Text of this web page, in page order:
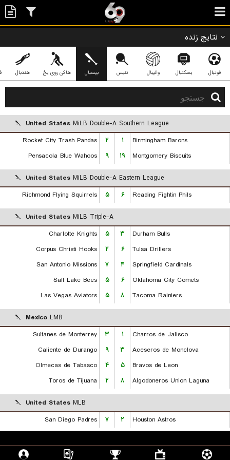
نتایج زنده
فوتبال بسکتبال والیبال تنیس بیسبال هاکی روی یخ هندبال
United States MiLB Double-A Southern League
Rocket City Trash Pandas
۲ ۱
Birmingham Barons
Pensacola Blue Wahoos
۹ ۱۹ Montgomery Biscuits
United States MiLB Double-A Eastern League
Richmond Flying Squirrels
۵ ۶ Reading Fightin Phils
United States MiLB Triple-A
Charlotte Knights
۵ ۳
Durham Bulls
Corpus Christi Hooks
۲ ۶
Tulsa Drillers
San Antonio Missions
۷ ۴
Springfield Cardinals
Salt Lake Bees
۵ ۶
Oklahoma City Comets
Las Vegas Aviators
۵ ۸ Tacoma Rainiers
Mexico LMB
Sultanes de Monterrey
۳ ۱
Charros de Jalisco
Caliente de Durango
۹ ۳
Aceseros de Monclova
Olmecas de Tabasco
۴ ۵
Bravos de Leon
Toros de Tijuana
۲ ۸ Algodoneros Union Laguna
United States MLB
San Diego Padres
۷ ۲ Houston Astros